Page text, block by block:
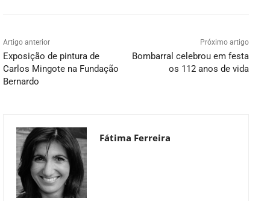
Artigo anterior
Exposição de pintura de
Carlos Mingote na Fundação
Bernardo
Próximo artigo
Bombarral celebrou em festa
os 112 anos de vida
Fátima Ferreira